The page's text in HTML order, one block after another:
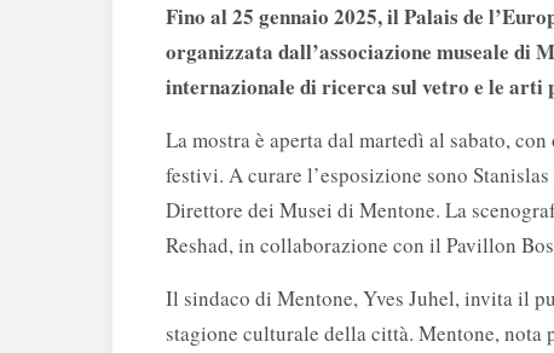
Fino al 25 gennaio 2025, il Palais de
organizzata dall’associazione museale di
internazionale di ricerca sul vetro e le arti
La mostra è aperta dal martedì al sabato,
festivi. A curare l’esposizione sono
Direttore dei Musei di Mentone. La
Reshad, in collaborazione con il Pavillon
Il sindaco di Mentone, Yves Juhel, invita il
stagione culturale della città. Mentone,